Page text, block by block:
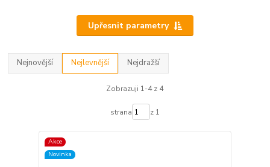
Upřesnit parametry
Nejnovější Nejlevnější Nejdražší
Zobrazuji 1-4 z 4
strana z 1
Akce
Novinka